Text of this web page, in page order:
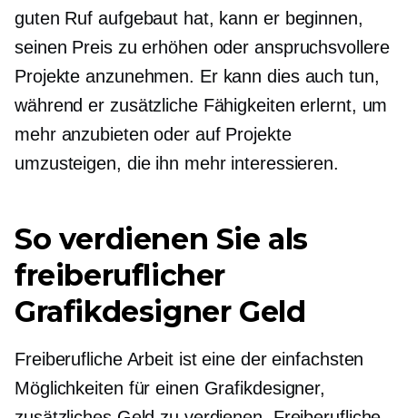
guten Ruf aufgebaut hat, kann er beginnen,
seinen Preis zu erhöhen oder anspruchsvollere
Projekte anzunehmen. Er kann dies auch tun,
während er zusätzliche Fähigkeiten erlernt, um
mehr anzubieten oder auf Projekte
umzusteigen, die ihn mehr interessieren.
So verdienen Sie als
freiberuflicher
Grafikdesigner Geld
Freiberufliche Arbeit ist eine der einfachsten
Möglichkeiten für einen Grafikdesigner,